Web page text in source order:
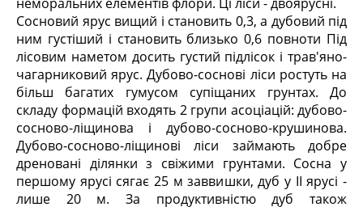
Сосновий ярус вищий і становить 0,3, а дубовий під
ним густіший і становить близько 0,6 повноти Під
лісовим наметом досить густий підлісок і трав'яно-
чагарниковий ярус. Дубово-соснові ліси ростуть на
більш багатих гумусом супіщаних грунтах. До
складу формацій входять 2 групи асоціацій: дубово-
сосново-ліщинова і дубово-сосново-крушинова.
Дубово-сосново-ліщинові ліси займають добре
дреновані ділянки з свіжими грунтами. Сосна у
першому ярусі сягає 25 м заввишки, дуб у II ярусі -
лише 20 м. За продуктивністю дуб також